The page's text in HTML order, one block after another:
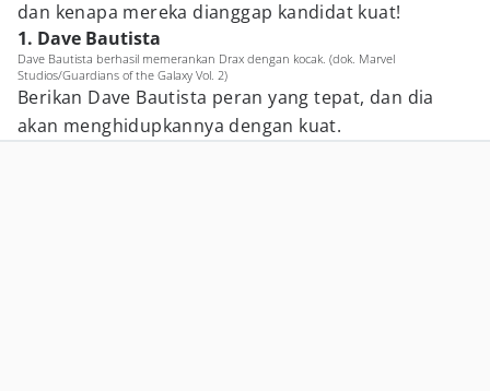
dan kenapa mereka dianggap kandidat kuat!
1. Dave Bautista
Dave Bautista berhasil memerankan Drax dengan kocak. (dok. Marvel
Studios/Guardians of the Galaxy Vol. 2)
Berikan Dave Bautista peran yang tepat, dan dia
akan menghidupkannya dengan kuat.